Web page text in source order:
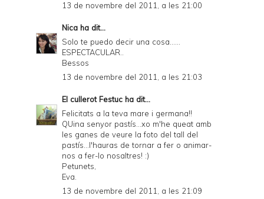
13 de novembre del 2011, a les 21:00
Nica ha dit...
Solo te puedo decir una cosa......
ESPECTACULAR..
Bessos
13 de novembre del 2011, a les 21:03
El cullerot Festuc ha dit...
Felicitats a la teva mare i germana!!
QUina senyor pastís...xo m'he queat amb
les ganes de veure la foto del tall del
pastís...l'hauras de tornar a fer o animar-
nos a fer-lo nosaltres! :)
Petunets,
Eva.
13 de novembre del 2011, a les 21:09